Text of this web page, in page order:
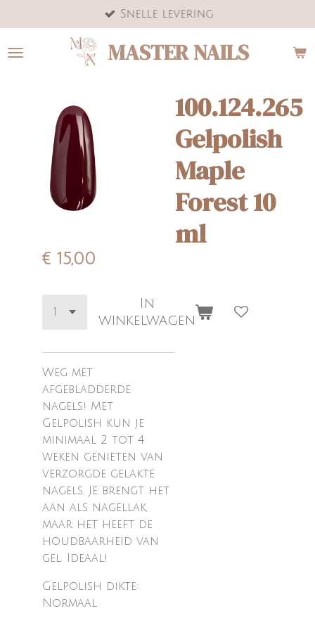
direct
naar
MASTER NAILS
Snelle levering
100.124.265
Gelpolish
Maple
Forest 10
ml
€ 15,00
In
winkelwagen
Weg met
afgebladderde
nagels! Met
Gelpolish kun je
minimaal 2 tot 4
weken genieten van
verzorgde gelakte
nagels. Je brengt het
aan als nagellak,
maar het heeft de
houdbaarheid van
gel. Ideaal!
Gelpolish dikte:
Normaal